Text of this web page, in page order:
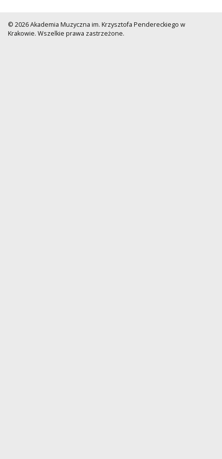
© 2026 Akademia Muzyczna im. Krzysztofa Pendereckiego w
Krakowie. Wszelkie prawa zastrzeżone.